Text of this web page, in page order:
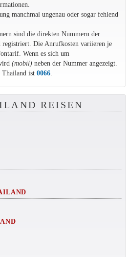
manchmal ungenau oder sogar fehlend
sind die direkten Nummern der
Die Anrufkosten variieren je
Wenn es sich um
(mobil)neben der Nummer angezeigt.
ist 0066.
REISEN